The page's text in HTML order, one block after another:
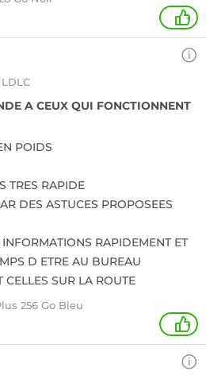
+
A CEUX QUI FONCTIONNENT
POIDS
TRES RAPIDE
DES ASTUCES PROPOSEES
RAPIDEMENT ET
D ETRE AU BUREAU
CELLES SUR LA ROUTE
256 Go Bleu
+